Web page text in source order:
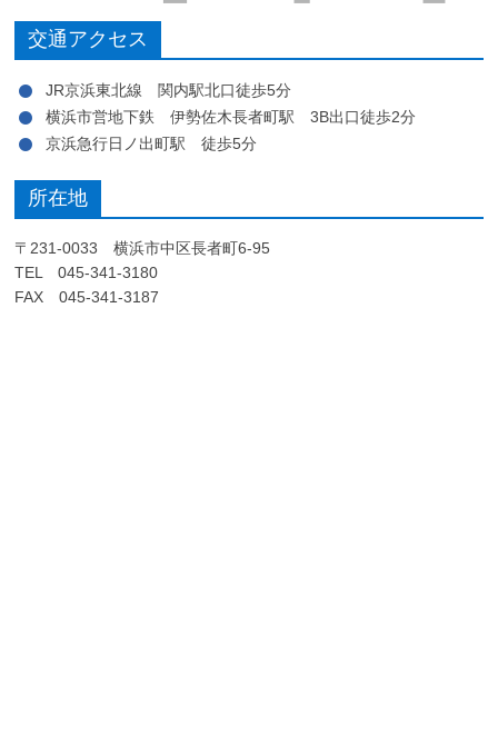
交通アクセス
JR京浜東北線 関内駅北口徒歩5分
横浜市営地下鉄 伊勢佐木長者町駅 3B出口徒歩2分
京浜急行日ノ出町駅 徒歩5分
所在地
〒231-0033 横浜市中区長者町6-95
TEL 045-341-3180
FAX 045-341-3187